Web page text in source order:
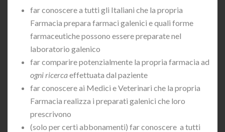
far conoscere a tutti gli Italiani che la propria
Farmacia prepara farmaci galenici e quali forme
farmaceutiche possono essere preparate nel
laboratorio galenico
far comparire potenzialmente la propria farmacia ad
ogni ricercaeffettuata dal paziente
far conoscere ai Medici e Veterinari che la propria
Farmacia realizza i preparati galenici che loro
prescrivono
(solo per certi abbonamenti) far conoscere a tutti